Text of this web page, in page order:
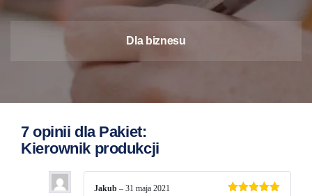
Dla biznesu
7 opinii dla Pakiet:
Kierownik produkcji
Jakub – 31 maja 2021